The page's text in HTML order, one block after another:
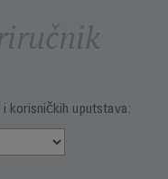
korisničkih uputstava: